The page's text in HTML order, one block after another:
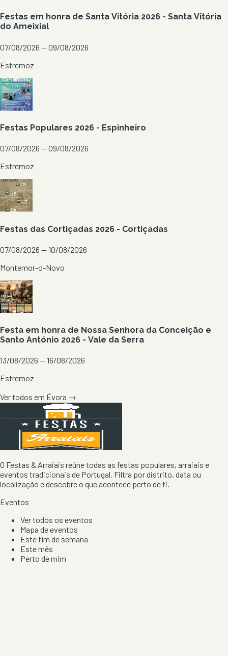
Festas em honra de Santa Vitória 2026 - Santa Vitória
do Ameixial
07/08/2026 — 09/08/2026
Estremoz
Festas Populares 2026 - Espinheiro
07/08/2026 — 09/08/2026
Estremoz
Festas das Cortiçadas 2026 - Cortiçadas
07/08/2026 — 10/08/2026
Montemor-o-Novo
Festa em honra de Nossa Senhora da Conceição e
Santo António 2026 - Vale da Serra
13/08/2026 — 16/08/2026
Estremoz
Ver todos em Évora →
O Festas & Arraiais reúne todas as festas populares, arraiais e
eventos tradicionais de Portugal. Filtra por distrito, data ou
localização e descobre o que acontece perto de ti.
Eventos
Ver todos os eventos
Mapa de eventos
Este fim de semana
Este mês
Perto de mim